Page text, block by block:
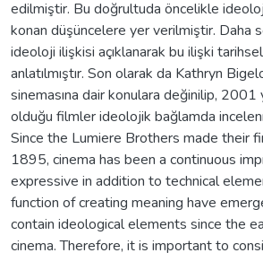
edilmiştir. Bu doğrultuda öncelikle
konan düşüncelere yer verilmiştir. Daha
ideoloji ilişkisi açıklanarak bu ilişki
anlatılmıştır. Son olarak da Kathryn
sinemasına dair konulara değinilip, 2001
olduğu filmler ideolojik bağlamda
Since the Lumiere Brothers made their
1895, cinema has been a continuous
expressive in addition to technical
function of creating meaning have
contain ideological elements since the
cinema. Therefore, it is important to